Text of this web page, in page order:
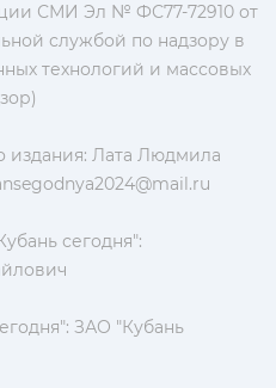
СМИ Эл № ФС77-72910 от
службой по надзору в
технологий и массовых
издания: Лата Людмила
сегодня":
ЗАО "Кубань